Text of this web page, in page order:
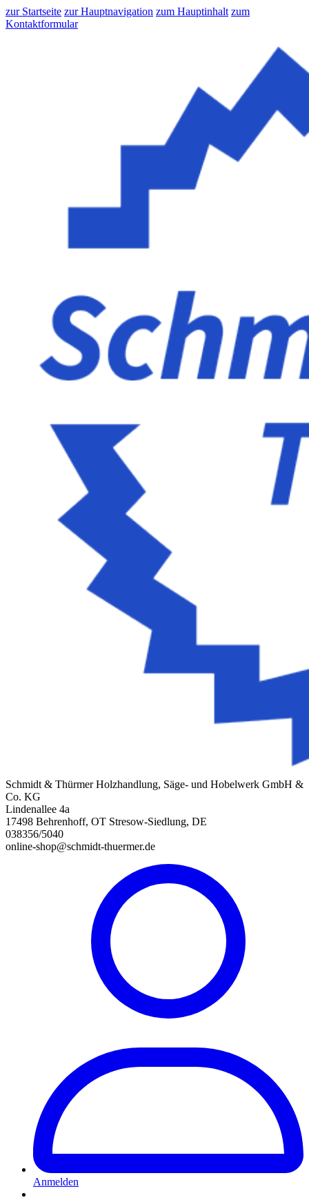
zur Startseite zur Hauptnavigation zum Hauptinhalt zum
Kontaktformular
Schmidt & Thürmer Holzhandlung, Säge- und Hobelwerk GmbH &
Co. KG
Lindenallee 4a
17498 Behrenhoff, OT Stresow-Siedlung, DE
038356/5040
online-shop@schmidt-thuermer.de
Anmelden